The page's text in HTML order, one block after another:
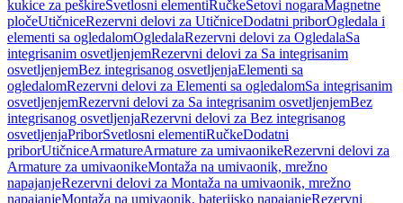
kukice za peškireSvetlosni elementiRučkeSetovi nogaraMagnetne
pločeUtičniceRezervni delovi za UtičniceDodatni priborOgledala i
elementi sa ogledalomOgledalaRezervni delovi za OgledalaSa
integrisanim osvetljenjemRezervni delovi za Sa integrisanim
osvetljenjemBez integrisanog osvetljenjaElementi sa
ogledalomRezervni delovi za Elementi sa ogledalomSa integrisanim
osvetljenjemRezervni delovi za Sa integrisanim osvetljenjemBez
integrisanog osvetljenjaRezervni delovi za Bez integrisanog
osvetljenjaPriborSvetlosni elementiRučkeDodatni
priborUtičniceArmatureArmature za umivaonikeRezervni delovi za
Armature za umivaonikeMontaža na umivaonik, mrežno
napajanjeRezervni delovi za Montaža na umivaonik, mrežno
napajanjeMontaža na umivaonik, baterijsko napajanjeRezervni